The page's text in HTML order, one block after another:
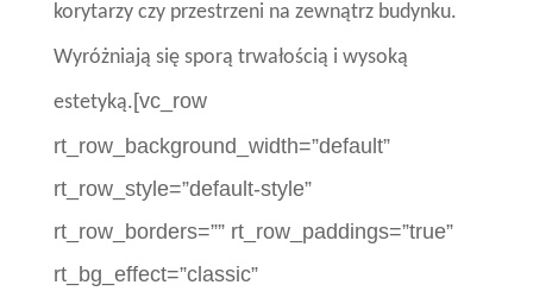
korytarzy czy przestrzeni na zewnątrz budynku.
Wyróżniają się sporą trwałością i wysoką
estetyką.[vc_row
rt_row_background_width=”default”
rt_row_style=”default-style”
rt_row_borders=”” rt_row_paddings=”true”
rt_bg_effect=”classic”